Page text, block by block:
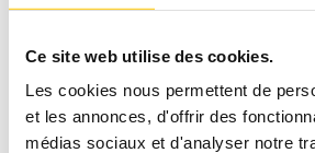
Ce site web utilise des cookies.
Les cookies nous permettent de
et les annonces, d'offrir des
médias sociaux et d'analyser notre